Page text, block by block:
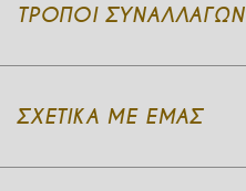
ΤΡΌΠΟΙ ΣΥΝΑΛΛΑΓΏΝ
ΣΧΕΤΙΚΆ ΜΕ ΕΜΆΣ